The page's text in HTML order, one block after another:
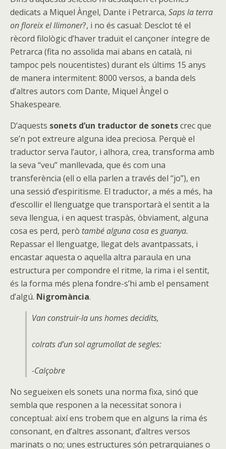
dedicats a Miquel Àngel, Dante i Petrarca, Saps la terra
on floreix el llimoner?, i no és casual: Desclot té el
rècord filològic d’haver traduït el cançoner íntegre de
Petrarca (fita no assolida mai abans en català, ni
tampoc pels noucentistes) durant els últims 15 anys
de manera intermitent: 8000 versos, a banda dels
d’altres autors com Dante, Miquel Àngel o
Shakespeare.
D’aquests sonets d’un traductor de sonetscrec que
se’n pot extreure alguna idea preciosa. Perquè el
traductor serva l’autor, i alhora, crea, transforma amb
la seva “veu” manllevada, que és com una
transferència (ell o ella parlen a través del “jo”), en
una sessió d’espiritisme. El traductor, a més a més, ha
d’escollir el llenguatge que transportarà el sentit a la
seva llengua, i en aquest traspàs, òbviament, alguna
cosa es perd, però també alguna cosa es guanya.
Repassar el llenguatge, llegat dels avantpassats, i
encastar aquesta o aquella altra paraula en una
estructura per compondre el ritme, la rima i el sentit,
és la forma més plena fondre-s’hi amb el pensament
d’algú. Nigromància.
Van construir-la uns homes decidits,
colrats d’un sol agrumollat de segles:
-Calçobre
No segueixen els sonets una norma fixa, sinó que
sembla que responen a la necessitat sonora i
conceptual: així ens trobem que en alguns la rima és
consonant, en d’altres assonant, d’altres versos
marinats o no; unes estructures són petrarquianes o